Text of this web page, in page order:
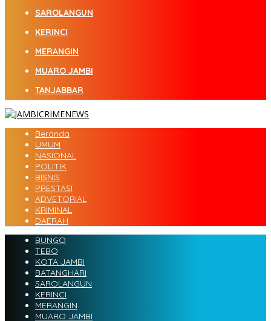
SAROLANGUN
KERINCI
MERANGIN
MUARO JAMBI
TANJABBAR
Beranda
UMUM
NASIONAL
POLITIK
BISNIS
PRESTASI
ADVETORIAL
KRIMINAL
DAERAH
BUNGO
TEBO
KOTA JAMBI
BATANGHARI
SAROLANGUN
KERINCI
MERANGIN
MUARO JAMBI